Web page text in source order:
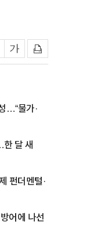
…“물가·
달 새
펀더멘털·
어에 나선